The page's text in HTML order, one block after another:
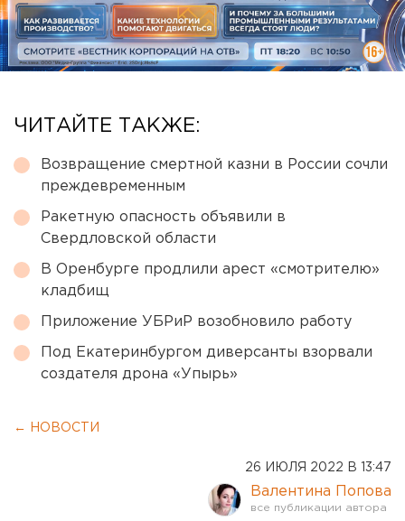
ЧИТАЙТЕ ТАКЖЕ:
Возвращение смертной казни в России сочли
преждевременным
Ракетную опасность объявили в
Свердловской области
В Оренбурге продлили арест «смотрителю»
кладбищ
Приложение УБРиР возобновило работу
Под Екатеринбургом диверсанты взорвали
создателя дрона «Упырь»
← НОВОСТИ
26 ИЮЛЯ 2022 В 13:47
Валентина Попова